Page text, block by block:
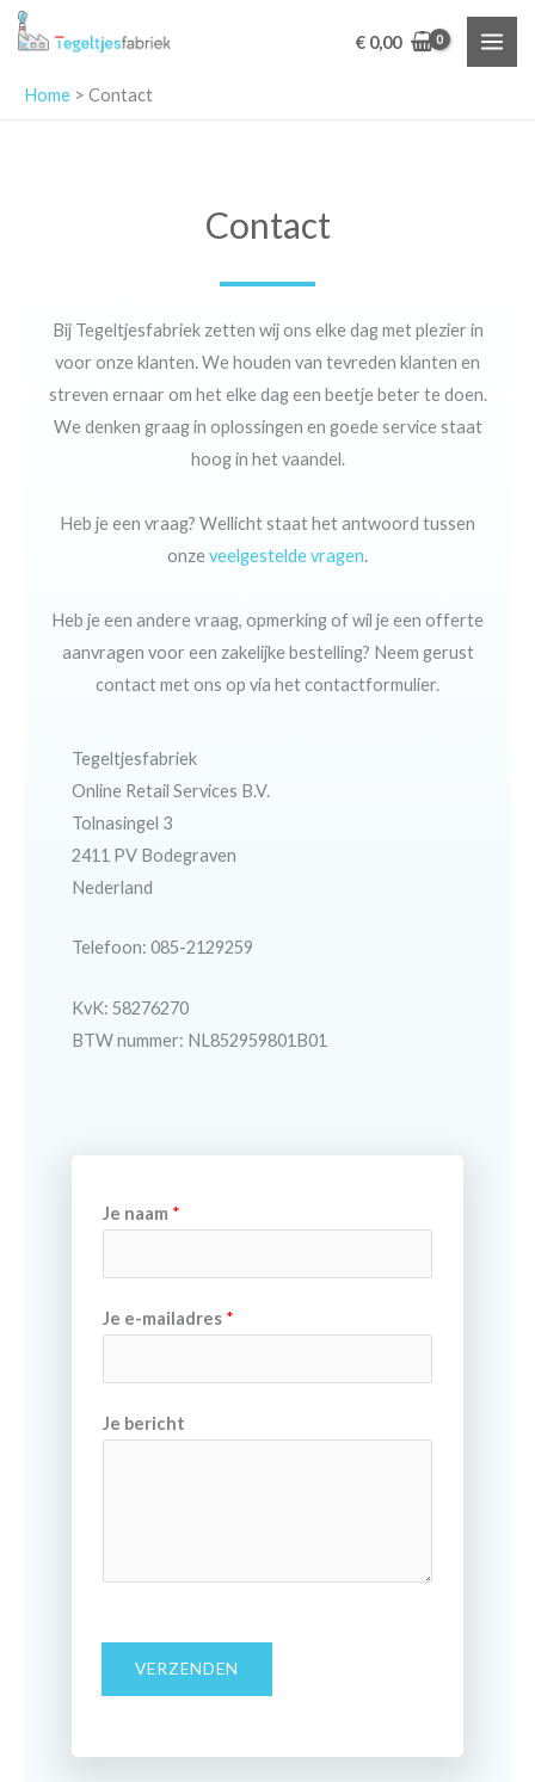
Ga
naar
€0,00
Home > Contact
Contact
Bij Tegeltjesfabriek zetten wij ons elke dag met plezier in
voor onze klanten. We houden van tevreden klanten en
streven ernaar om het elke dag een beetje beter te doen.
We denken graag in oplossingen en goede service staat
hoog in het vaandel.
Heb je een vraag? Wellicht staat het antwoord tussen
onzeveelgestelde vragen.
Heb je een andere vraag, opmerking of wil je een offerte
aanvragen voor een zakelijke bestelling? Neem gerust
contact met ons op via het contactformulier.
Tegeltjesfabriek
Online Retail Services B.V.
Tolnasingel 3
2411 PV Bodegraven
Nederland
Telefoon: 085-2129259
KvK: 58276270
BTW nummer: NL852959801B01
Je naam *
Je e-mailadres *
Je bericht
VERZENDEN